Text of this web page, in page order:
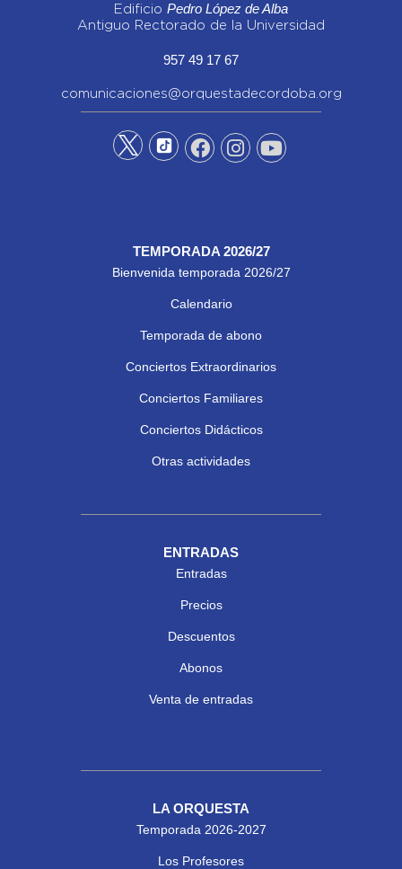
Edificio Pedro López de Alba
Antiguo Rectorado de la Universidad
957 49 17 67
comunicaciones@orquestadecordoba.org
TEMPORADA 2026/27
Bienvenida temporada 2026/27
Calendario
Temporada de abono
Conciertos Extraordinarios
Conciertos Familiares
Conciertos Didácticos
Otras actividades
ENTRADAS
Entradas
Precios
Descuentos
Abonos
Venta de entradas
LA ORQUESTA
Temporada 2026-2027
Los Profesores